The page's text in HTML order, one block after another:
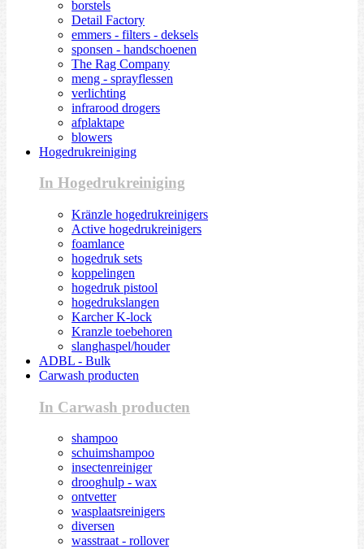
borstels
Detail Factory
emmers - filters - deksels
sponsen - handschoenen
The Rag Company
meng - sprayflessen
verlichting
infrarood drogers
afplaktape
blowers
Hogedrukreiniging
In Hogedrukreiniging
Kränzle hogedrukreinigers
Active hogedrukreinigers
foamlance
hogedruk sets
koppelingen
hogedruk pistool
hogedrukslangen
Karcher K-lock
Kranzle toebehoren
slanghaspel/houder
ADBL - Bulk
Carwash producten
In Carwash producten
shampoo
schuimshampoo
insectenreiniger
drooghulp - wax
ontvetter
wasplaatsreinigers
diversen
wasstraat - rollover